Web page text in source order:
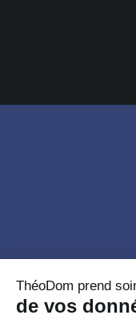
ThéoDom prend
de vos